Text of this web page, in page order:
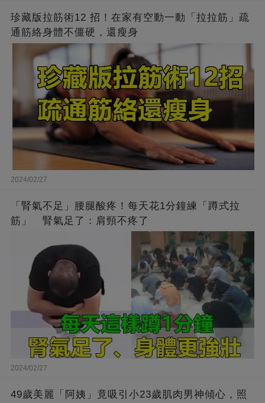
珍藏版拉筋術12 招！在家有空動一動「拉拉筋」疏
通筋絡身體不僵硬，還瘦身
2024/02/27
「腎氣不足」腰腿酸疼！每天花1分鐘練「蹲式拉
筋」 腎氣足了：肩頸不疼了
2024/02/27
49歲美麗「阿姨」竟吸引小23歲肌肉男神傾心，照